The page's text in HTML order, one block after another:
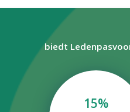
biedt
15%